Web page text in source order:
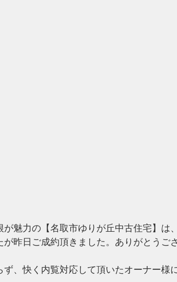
が魅力の【名取市ゆりが丘中古住宅 】は
昨日ご成約頂きました。ありがとうご
ず、快く内覧対応して頂いたオーナー様